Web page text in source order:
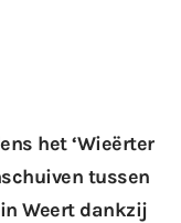
het ‘Wieërter
tussen
Weert dankzij